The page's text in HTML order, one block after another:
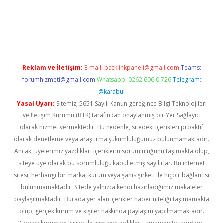
Reklam ve İletişim: E-mail: backlinkpaneli@gmail.com Teams:
forumhizmeti@gmail.com Whatsapp: 0262 606 0 726 Telegram:
@karabul
Yasal Uyarı: Sitemiz, 5651 Sayılı Kanun gereğince Bilgi Teknolojileri
ve İletişim Kurumu (BTK) tarafından onaylanmış bir Yer Sağlayıcı
olarak hizmet vermektedir. Bu nedenle, sitedeki içerikleri proaktif
olarak denetleme veya araştırma yükümlülüğümüz bulunmamaktadır.
Ancak, üyelerimiz yazdıkları içeriklerin sorumluluğunu taşımakta olup,
siteye üye olarak bu sorumluluğu kabul etmiş sayılırlar. Bu internet
sitesi, herhangi bir marka, kurum veya şahıs şirketi ile hiçbir bağlantısı
bulunmamaktadır. Sitede yalnızca kendi hazırladığımız makaleler
paylaşılmaktadır. Burada yer alan içerikler haber niteliği taşımamakta
olup, gerçek kurum ve kişiler hakkında paylaşım yapılmamaktadır.